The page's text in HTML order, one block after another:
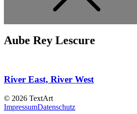
Aube Rey Lescure
River East, River West
© 2026 TextArt
ImpressumDatenschutz